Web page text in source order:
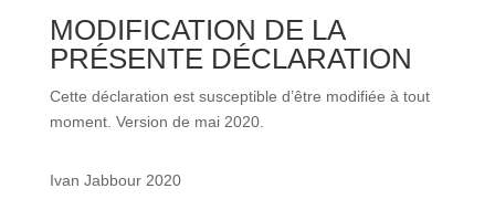
MODIFICATION DE LA
PRÉSENTE DÉCLARATION
Cette déclaration est susceptible d’être modifiée à tout
moment. Version de mai 2020.
Ivan Jabbour 2020